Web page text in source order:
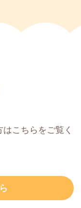
こちらをご覧く